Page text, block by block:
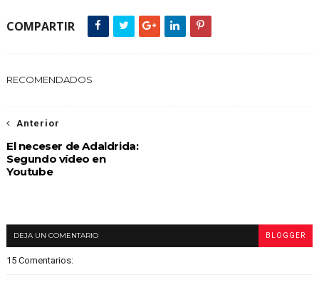
COMPARTIR
RECOMENDADOS
Anterior
El neceser de Adaldrida:
Segundo vídeo en
Youtube
DEJA UN COMENTARIO BLOGGER
15 Comentarios: